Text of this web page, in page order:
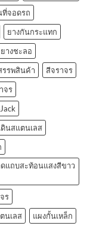
จอดรถ
ยางกันกระแทก
ยางชะลอ
รรพสินค้า
สีจราจร
จร
ดินสแตนเลส
ดแถบสะท้อนแสงสีขาว
ร
นเลส
แผงกั้นเหล็ก